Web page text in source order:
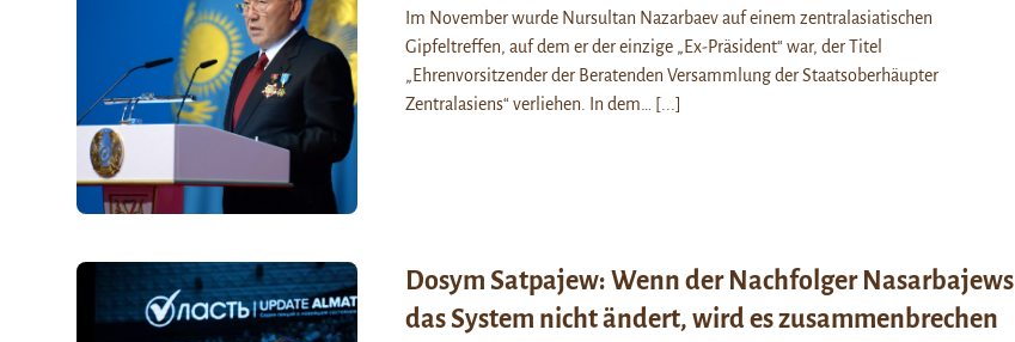
Im November wurde Nursultan Nazarbaev auf einem zentralasiatischen
Gipfeltreffen, auf dem er der einzige „Ex-Präsident“ war, der Titel
„Ehrenvorsitzender der Beratenden Versammlung der Staatsoberhäupter
Zentralasiens“ verliehen. In dem…
[...]
Dosym Satpajew: Wenn der Nachfolger Nasarbajews
das System nicht ändert, wird es zusammenbrechen